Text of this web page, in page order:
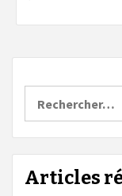
Articles